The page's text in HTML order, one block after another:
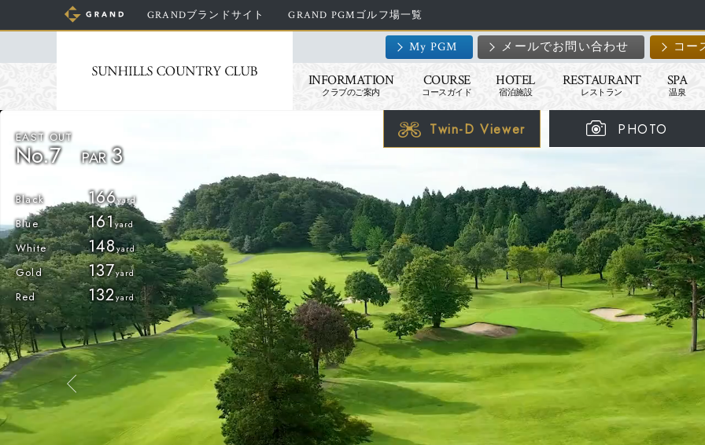
GRANDブランドサイト GRAND PGMゴルフ場一覧
My PGM メールでお問い合わせ コー
INFORMATION
クラブのご案内
COURSE
コースガイド
HOTEL
宿泊施設
RESTAURANT
レストラン
SPA
温泉
Twin-D Viewer PHOTO
No.7PAR 3
Black 166
Blue 161
White 148
Gold 137
Red 132